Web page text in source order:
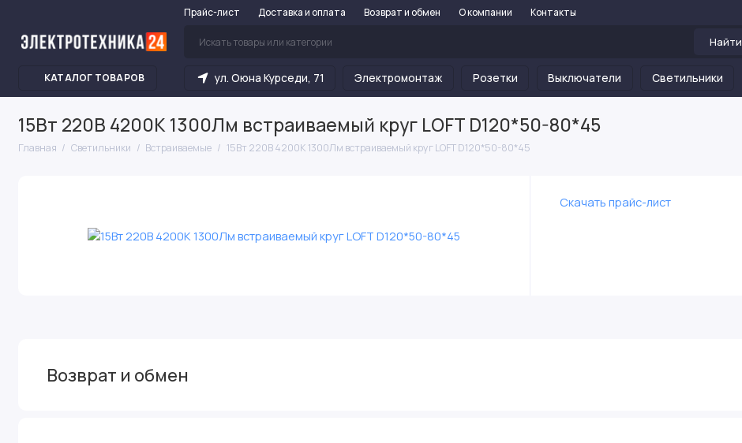
Прайс-лист Доставка и оплата Возврат и обмен О компании Контакты
Найти
КАТАЛОГ ТОВАРОВ ул. Оюна Курседи, 71 Электромонтаж Розетки Выключатели Светильники
15Вт 220В 4200К 1300Лм встраиваемый круг LOFT D120*50-80*45
Главная Светильники Встраиваемые 15Вт 220В 4200К 1300Лм встраиваемый круг LOFT D120*50-80*45
Скачать прайс-лист
Возврат и обмен